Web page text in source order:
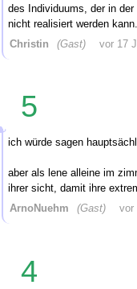
des Individuums, der in
nicht realisiert werden kann.
Christin
(Gast) vor 17
5
ich würde sagen
aber als lene alleine im
ihrer sicht, damit ihre
ArnoNuehm
(Gast) vor
4